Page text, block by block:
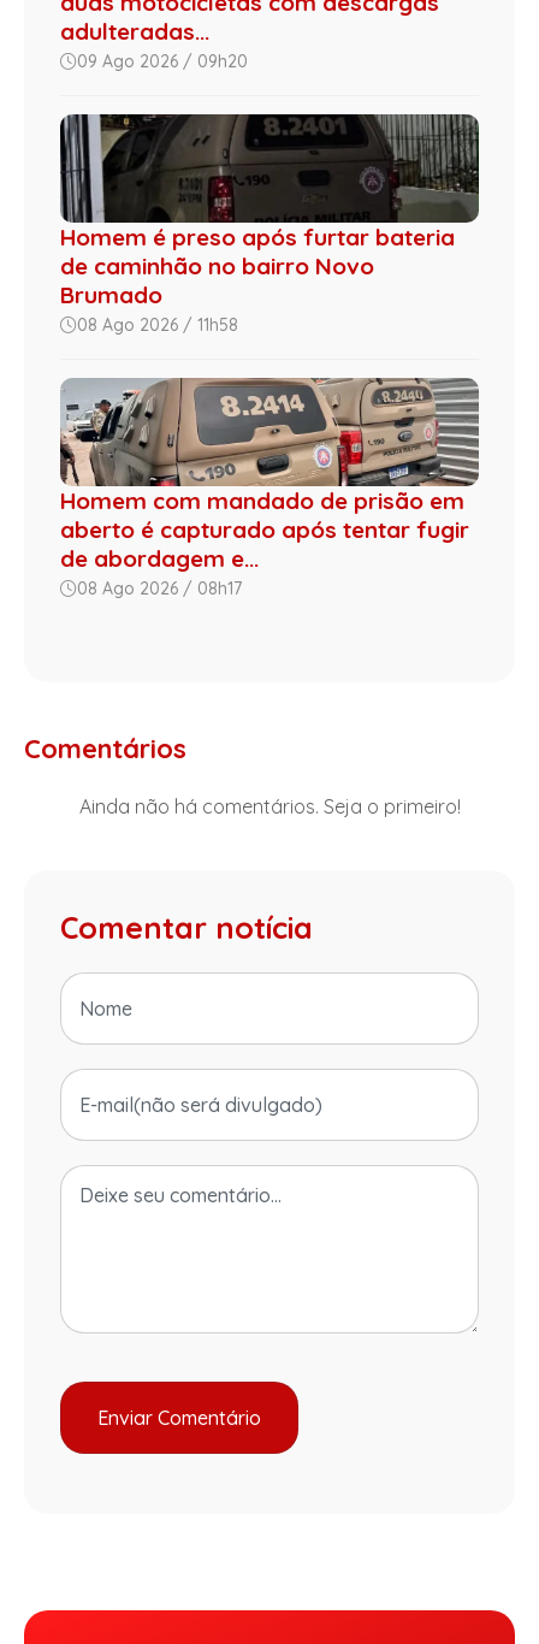
adulteradas...
09 Ago 2026 / 09h20
Homem é preso após furtar bateria
de caminhão no bairro Novo
Brumado
08 Ago 2026 / 11h58
Homem com mandado de prisão em
aberto é capturado após tentar fugir
de abordagem e...
08 Ago 2026 / 08h17
Comentários
Ainda não há comentários. Seja o primeiro!
Comentar notícia